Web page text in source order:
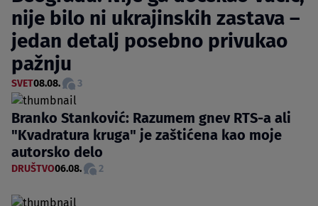
nije bilo ni ukrajinskih zastava –
jedan detalj posebno privukao
pažnju
SVET08.08. 3
Branko Stanković: Razumem gnev RTS-a ali
"Kvadratura kruga" je zaštićena kao moje
autorsko delo
DRUŠTVO06.08. 2